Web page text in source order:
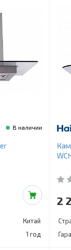
В наличии
Китай
1 год
2